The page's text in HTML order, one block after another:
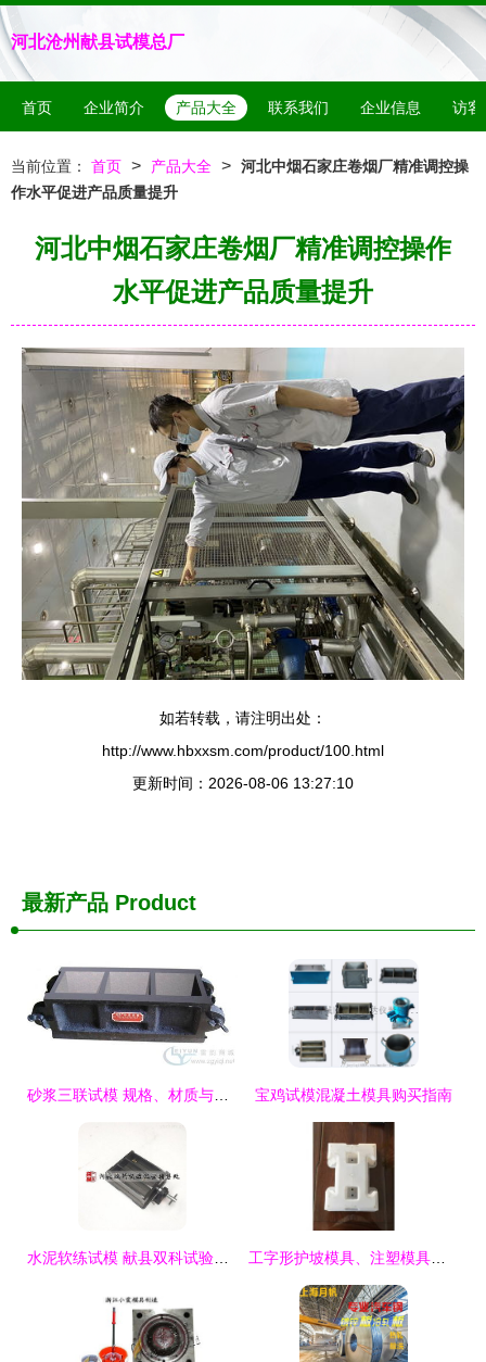
河北沧州献县试模总厂
首页 企业简介 产品大全 联系我们 企业信息 访客
当前位置： 首页 > 产品大全 > 河北中烟石家庄卷烟厂精准调控操
作水平促进产品质量提升
河北中烟石家庄卷烟厂精准调控操作
水平促进产品质量提升
如若转载，请注明出处：
http://www.hbxxsm.com/product/100.html
更新时间：2026-08-06 13:27:10
最新产品 Product
宝鸡试模混凝土模具购买指南